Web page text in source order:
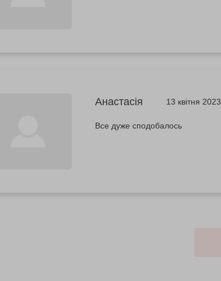
Анастасія 13 квітня 2023
Все дуже сподобалось